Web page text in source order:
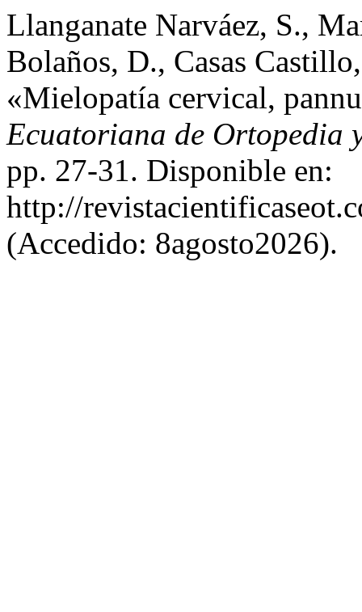
Llanganate Narváez, S.,
Bolaños, D., Casas
«Mielopatía cervical,
Ecuatoriana de Ortopedia
pp. 27-31. Disponible en:
http://
(Accedido: 8agosto2026).